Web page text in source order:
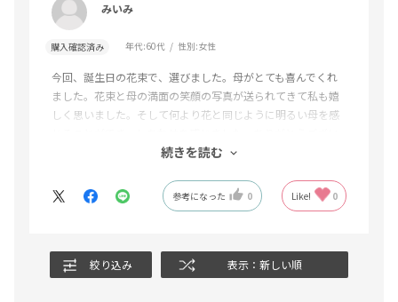
みいみ
購入確認済み 年代:60代 性別:女性
今回、誕生日の花束で、選びました。母がとても喜んでくれ
ました。花束と母の満面の笑顔の写真が送られてきて私も嬉
しく思いました。そして何より花と同じように明るい母を感
続きを読む
参考になった 0 Like! 0
絞り込み 表示：新しい順